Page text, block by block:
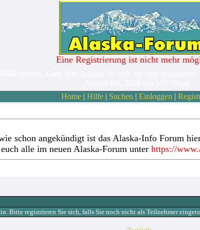
Eine Registrierung ist nicht mehr
Home| Hilfe| Suchen | Einloggen |
schon angekündigt ist das Alaska-Info Forum
alle im neuen Alaska-Forum unter https://
Bitte registrieren Sie sich, falls Sie noch nicht als Teilnehmer